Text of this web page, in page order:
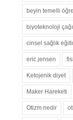
beyin temelli
biyoteknoloji çağı
cinsel sağlık
eric jensen
Ketojenik diyet
Maker Hareketi
Otizm nedir